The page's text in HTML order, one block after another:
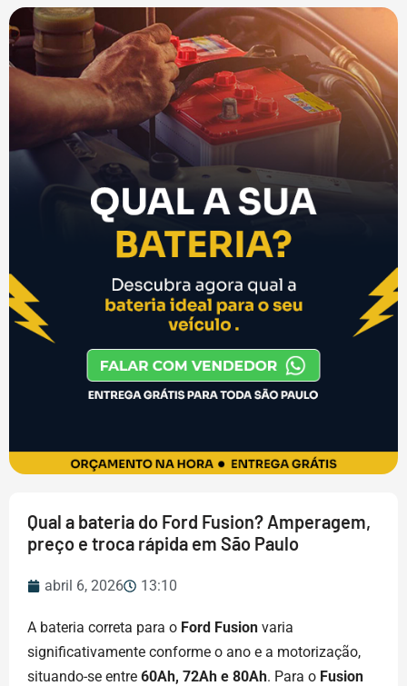
Qual a bateria do Ford Fusion? Amperagem,
preço e troca rápida em São Paulo
abril 6, 2026 13:10
A bateria correta para o Ford Fusion varia
significativamente conforme o ano e a motorização,
situando-se entre 60Ah, 72Ah e 80Ah. Para o Fusion